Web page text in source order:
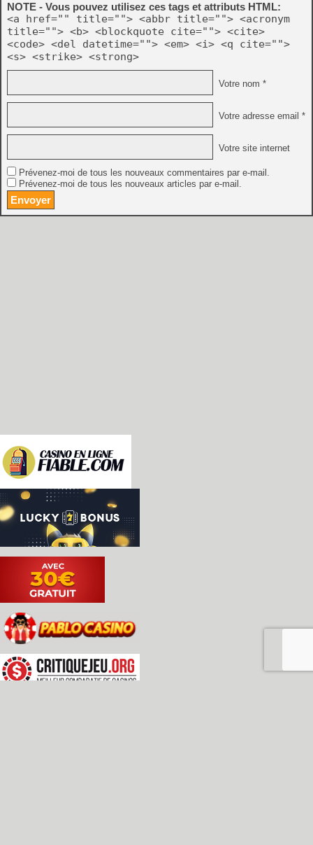
NOTE - Vous pouvez utilisez ces tags et attributs HTML:
<a href="" title=""> <abbr title=""> <acronym
title=""> <b> <blockquote cite=""> <cite>
<code> <del datetime=""> <em> <i> <q cite="">
<s> <strike> <strong>
Votre nom *
Votre adresse email *
Votre site internet
Prévenez-moi de tous les nouveaux commentaires par e-mail.
Prévenez-moi de tous les nouveaux articles par e-mail.